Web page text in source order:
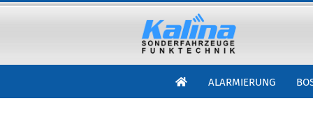
ALARMIERUNG